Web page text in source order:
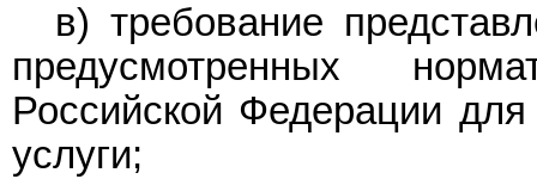
в) требование
предусмотренных
Российской Федерации для
услуги;